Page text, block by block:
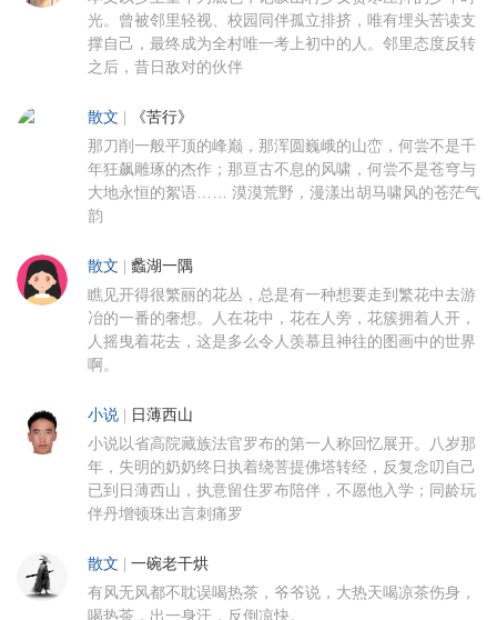
光。曾被邻里轻视、校园同伴孤立排挤，唯有埋头苦读支
撑自己，最终成为全村唯一考上初中的人。邻里态度反转
之后，昔日敌对的伙伴
散文 《苦行》
那刀削一般平顶的峰巅，那浑圆巍峨的山峦，何尝不是千
年狂飙雕琢的杰作；那亘古不息的风啸，何尝不是苍穹与
大地永恒的絮语…… 漠漠荒野，漫漾出胡马啸风的苍茫气
韵
散文 蠡湖一隅
瞧见开得很繁丽的花丛，总是有一种想要走到繁花中去游
冶的一番的奢想。人在花中，花在人旁，花簇拥着人开，
人摇曳着花去，这是多么令人羡慕且神往的图画中的世界
啊。
小说 日薄西山
小说以省高院藏族法官罗布的第一人称回忆展开。八岁那
年，失明的奶奶终日执着绕菩提佛塔转经，反复念叨自己
已到日薄西山，执意留住罗布陪伴，不愿他入学；同龄玩
伴丹增顿珠出言刺痛罗
散文 一碗老干烘
有风无风都不耽误喝热茶，爷爷说，大热天喝凉茶伤身，
喝热茶，出一身汗，反倒凉快。